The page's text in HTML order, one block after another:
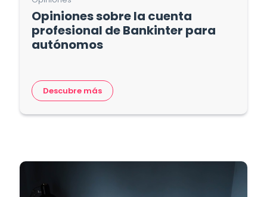
Opiniones sobre la cuenta
profesional de Bankinter para
autónomos
Descubre más